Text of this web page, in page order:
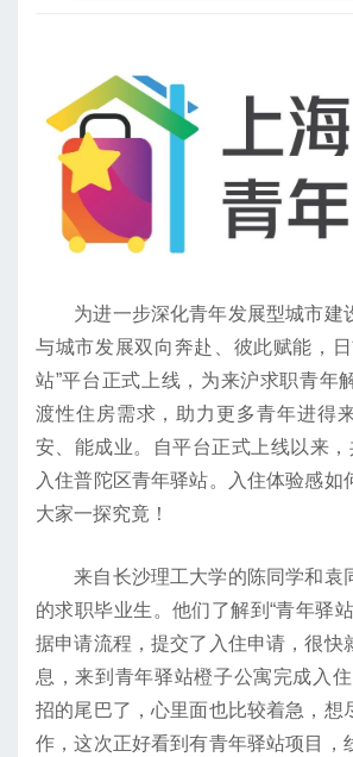
为进一步深化青年发展型城市建
与城市发展双向奔赴、彼此赋能，
站”平台正式上线，为来沪求职青年
渡性住房需求，助力更多青年进得
安、能成业。自平台正式上线以来
入住普陀区青年驿站。入住体验感如
大家一探究竟！
来自长沙理工大学的陈同学和袁
的求职毕业生。他们了解到“青年驿
据申请流程，提交了入住申请，很快
息，来到青年驿站橙子公寓完成入
招的尾巴了，心里面也比较着急，想
作，这次正好看到有青年驿站项目，